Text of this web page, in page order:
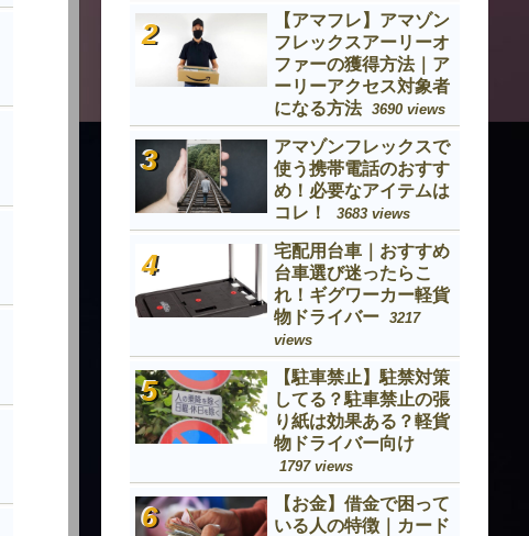
【アマフレ】アマゾン
フレックスアーリーオ
ファーの獲得方法｜ア
ーリーアクセス対象者
になる方法
3690 views
アマゾンフレックスで
使う携帯電話のおすす
め！必要なアイテムは
コレ！
3683 views
宅配用台車｜おすすめ
台車選び迷ったらこ
れ！ギグワーカー軽貨
物ドライバー
3217
views
【駐車禁止】駐禁対策
してる？駐車禁止の張
り紙は効果ある？軽貨
物ドライバー向け
1797 views
【お金】借金で困って
いる人の特徴｜カード